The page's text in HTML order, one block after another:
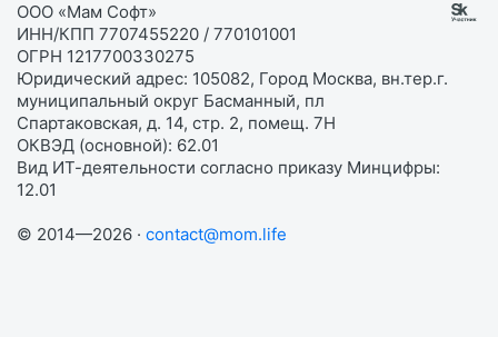
ООО «Мам Софт»
ИНН/КПП 7707455220 / 770101001
ОГРН 1217700330275
Юридический адрес: 105082, Город Москва, вн.тер.г.
муниципальный округ Басманный, пл
Спартаковская, д. 14, стр. 2, помещ. 7Н
ОКВЭД (основной): 62.01
Вид ИТ-деятельности согласно приказу Минцифры:
12.01
© 2014—2026 · contact@mom.life